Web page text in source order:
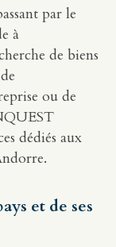
par le
à
de biens
ou de
dédiés aux
et de ses